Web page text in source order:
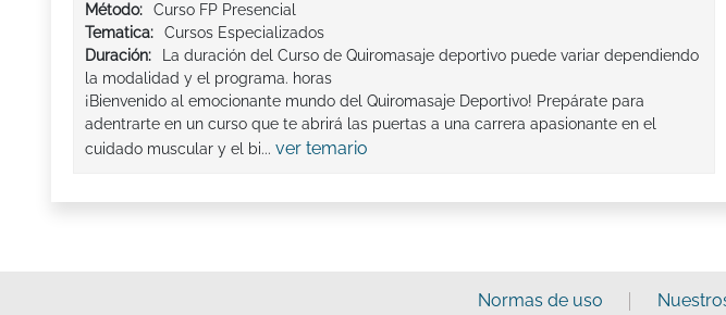
Método:
Curso FP Presencial
Tematica:
Cursos Especializados
Duración:
La duración del Curso de Quiromasaje deportivo puede variar dependiendo
la modalidad y el programa. horas
¡Bienvenido al emocionante mundo del Quiromasaje Deportivo! Prepárate para
adentrarte en un curso que te abrirá las puertas a una carrera apasionante en el
cuidado muscular y el bi... ver temario
Normas de uso